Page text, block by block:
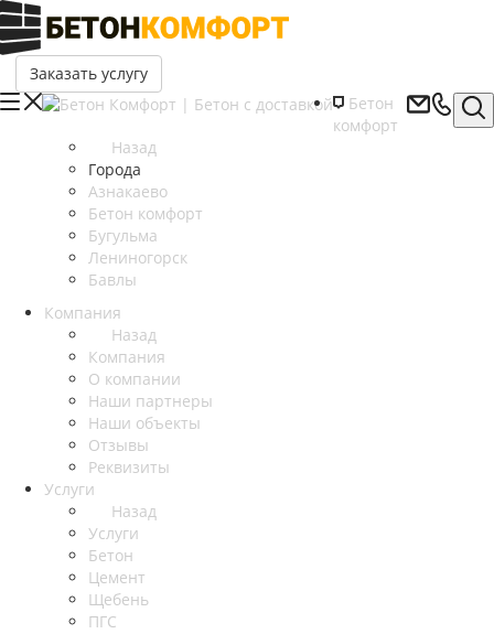
Заказать услугу
Бетон
комфорт
Назад
Города
Азнакаево
Бетон комфорт
Бугульма
Лениногорск
Бавлы
Компания
Назад
Компания
О компании
Наши партнеры
Наши объекты
Отзывы
Реквизиты
Услуги
Назад
Услуги
Бетон
Цемент
Щебень
ПГС